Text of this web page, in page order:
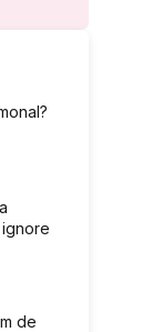
ignore
de